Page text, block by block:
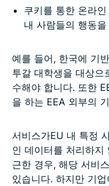
쿠키를 통한 온라
내 사람들의 행동
예를 들어, 한국에 기
투갈 대학생을 대상으
수해야 합니다. 또한
을 하는 EEA 외부의
서비스가EU 내 특정
인 데이터를 처리하지
근한 경우, 해당 서비
있습니다. 하지만 기